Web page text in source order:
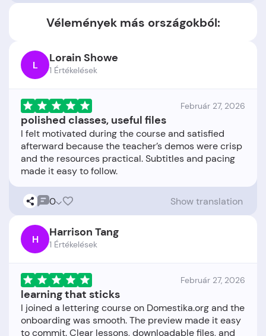
Vélemények más országokból:
L Lorain Showe
1 Értékelések
Február 27, 2026
polished classes, useful files
I felt motivated during the course and satisfied
afterward because the teacher’s demos were crisp
and the resources practical. Subtitles and pacing
0 Show translation
H Harrison Tang
1 Értékelések
Február 27, 2026
learning that sticks
I joined a lettering course on Domestika.org and the
onboarding was smooth. The preview made it easy
to commit. Clear lessons, downloadable files, and